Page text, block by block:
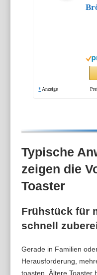
*Anzeige
Typische
zeigen die
Toaster
Frühstück für
schnell
Gerade in Familien
Herausforderung,
toasten. Ältere Toaster